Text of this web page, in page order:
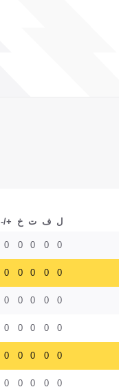
ل ف ت خ +/-
0
0
0
0
0
0
0
0
0
0
0
0
0
0
0
0
0
0
0
0
0
0
0
0
0
0
0
0
0
0